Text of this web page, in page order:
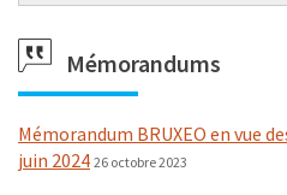
Mémorandums
Mémorandum BRUXEO en vue
juin 2024 26 octobre 2023